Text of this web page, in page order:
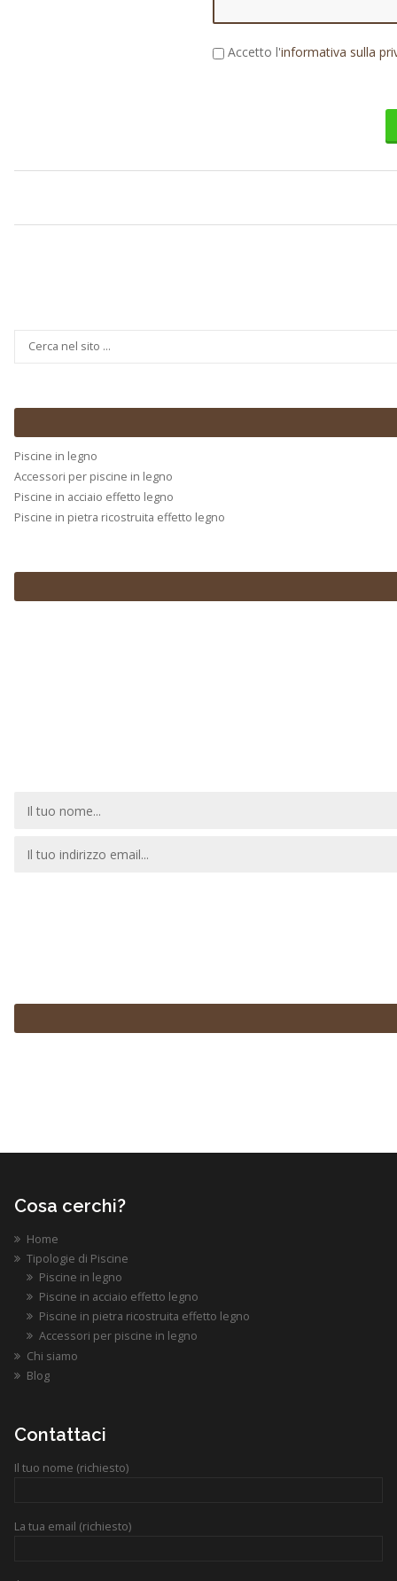
Accetto l'informativa sulla
Piscine in legno
Accessori per piscine in legno
Piscine in acciaio effetto legno
Piscine in pietra ricostruita effetto legno
Cosa cerchi?
Home
Tipologie di Piscine
Piscine in legno
Piscine in acciaio effetto legno
Piscine in pietra ricostruita effetto legno
Accessori per piscine in legno
Chi siamo
Blog
Contattaci
Il tuo nome (richiesto)
La tua email (richiesto)